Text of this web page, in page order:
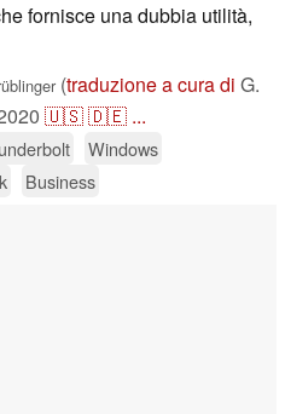
fornisce una dubbia utilità,
(traduzione a cura di G.
🇺🇸🇩🇪 ...
Windows
Business